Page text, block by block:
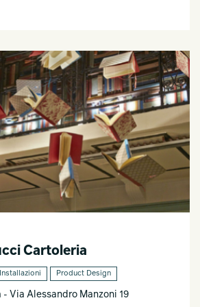
Cartoleria
Installazioni Product Design
Via Alessandro Manzoni 19